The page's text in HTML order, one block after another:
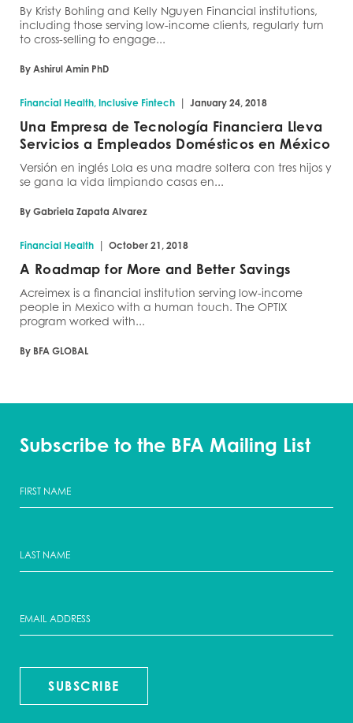
By Kristy Bohling and Kelly Nguyen Financial institutions,
including those serving low-income clients, regularly turn
to cross-selling to engage...
By Ashirul Amin PhD
Financial Health, Inclusive Fintech | January 24, 2018
Una Empresa de Tecnología Financiera Lleva
Servicios a Empleados Domésticos en México
Versión en inglés Lola es una madre soltera con tres hijos y
se gana la vida limpiando casas en...
By Gabriela Zapata Alvarez
Financial Health | October 21, 2018
A Roadmap for More and Better Savings
Acreimex is a financial institution serving low-income
people in Mexico with a human touch. The OPTIX
program worked with...
By BFA GLOBAL
Subscribe to the BFA Mailing List
SUBSCRIBE